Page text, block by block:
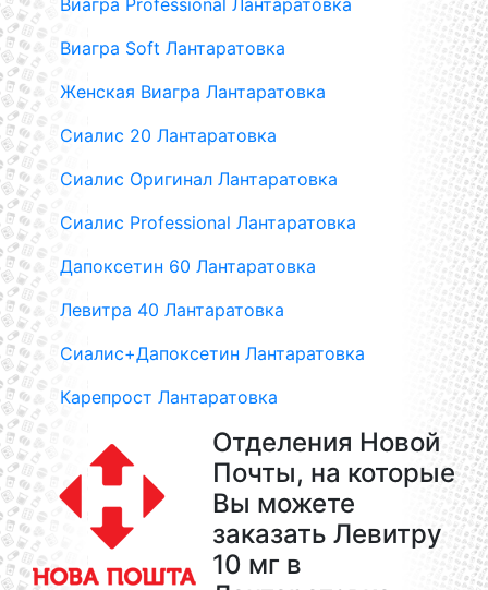
Виагра Professional Лантаратовка
Виагра Soft Лантаратовка
Женская Виагра Лантаратовка
Сиалис 20 Лантаратовка
Сиалис Оригинал Лантаратовка
Сиалис Professional Лантаратовка
Дапоксетин 60 Лантаратовка
Левитра 40 Лантаратовка
Сиалис+Дапоксетин Лантаратовка
Карепрост Лантаратовка
Отделения Новой
Почты, на которые
Вы можете
заказать Левитру
10 мг в